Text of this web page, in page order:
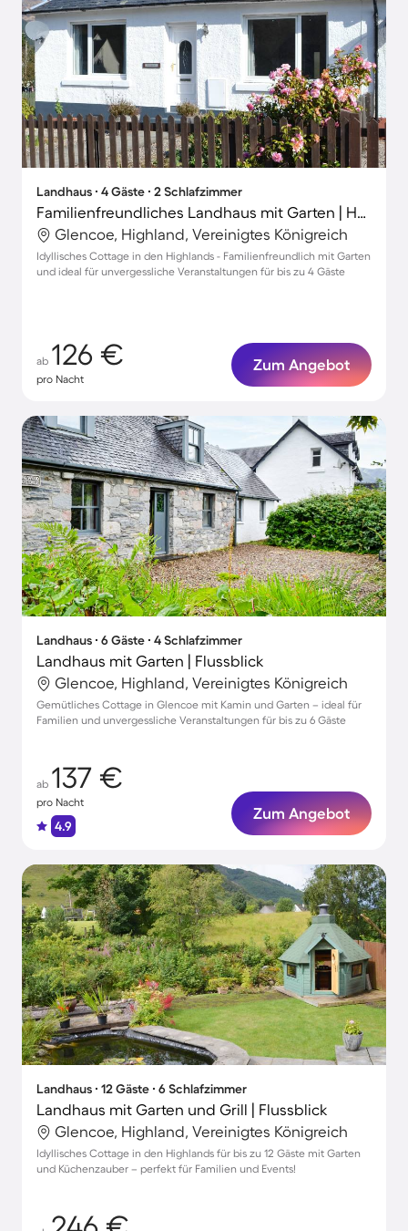
Landhaus ∙ 4 Gäste ∙ 2 Schlafzimmer
Familienfreundliches Landhaus mit Garten | Haustierfreundlich
Glencoe, Highland, Vereinigtes Königreich
Idyllisches Cottage in den Highlands - Familienfreundlich mit Garten
und ideal für unvergessliche Veranstaltungen für bis zu 4 Gäste
ab 126 €
pro Nacht
Zum Angebot
Landhaus ∙ 6 Gäste ∙ 4 Schlafzimmer
Landhaus mit Garten | Flussblick
Glencoe, Highland, Vereinigtes Königreich
Gemütliches Cottage in Glencoe mit Kamin und Garten – ideal für
Familien und unvergessliche Veranstaltungen für bis zu 6 Gäste
ab 137 €
pro Nacht
4.9
Zum Angebot
Landhaus ∙ 12 Gäste ∙ 6 Schlafzimmer
Landhaus mit Garten und Grill | Flussblick
Glencoe, Highland, Vereinigtes Königreich
Idyllisches Cottage in den Highlands für bis zu 12 Gäste mit Garten
und Küchenzauber – perfekt für Familien und Events!